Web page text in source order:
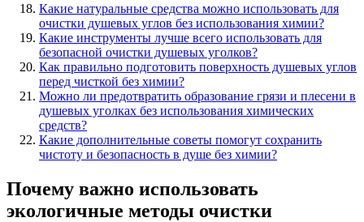
Какие натуральные средства можно использовать для
очистки душевых углов без использования химии?
Какие инструменты лучше всего использовать для
безопасной очистки душевых уголков?
Как правильно подготовить поверхность душевых углов
перед чисткой без химии?
Можно ли предотвратить образование грязи и плесени в
душевых уголках без использования химических
средств?
Какие дополнительные советы помогут сохранить
чистоту и безопасность в душе без химии?
Почему важно использовать
экологичные методы очистки